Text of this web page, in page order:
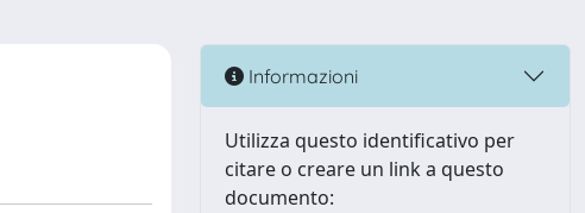
Informazioni
Utilizza questo identificativo per
citare o creare un link a questo
documento: